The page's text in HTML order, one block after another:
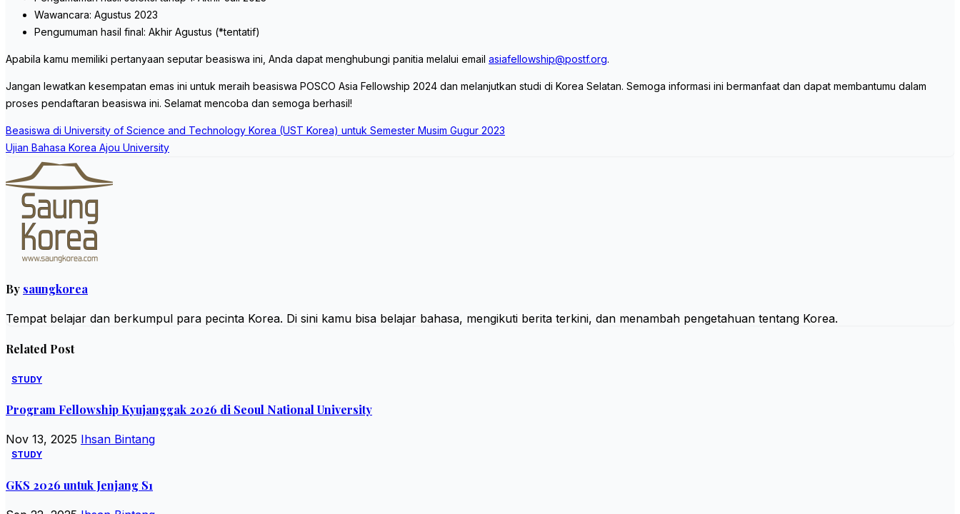
Wawancara: Agustus 2023
Pengumuman hasil final: Akhir Agustus (*tentatif)
Apabila kamu memiliki pertanyaan seputar beasiswa ini, Anda dapat menghubungi panitia melalui email asiafellowship@postf.org.
Jangan lewatkan kesempatan emas ini untuk meraih beasiswa POSCO Asia Fellowship 2024 dan melanjutkan studi di Korea Selatan. Semoga informasi ini bermanfaat dan dapat membantumu dalam
proses pendaftaran beasiswa ini. Selamat mencoba dan semoga berhasil!
Post
navigation
Beasiswa di University of Science and Technology Korea (UST Korea) untuk Semester Musim Gugur 2023
Ujian Bahasa Korea Ajou University
By saungkorea
Tempat belajar dan berkumpul para pecinta Korea. Di sini kamu bisa belajar bahasa, mengikuti berita terkini, dan menambah pengetahuan tentang Korea.
Related Post
STUDY
Program Fellowship Kyujanggak 2026 di Seoul National University
Nov 13, 2025 Ihsan Bintang
STUDY
GKS 2026 untuk Jenjang S1